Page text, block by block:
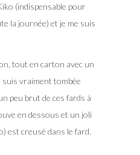
(indispensable pour
la journée) et je me suis
tout en carton avec un
vraiment tombée
peu brut de ces fards à
en dessous et un joli
est creusé dans le fard.